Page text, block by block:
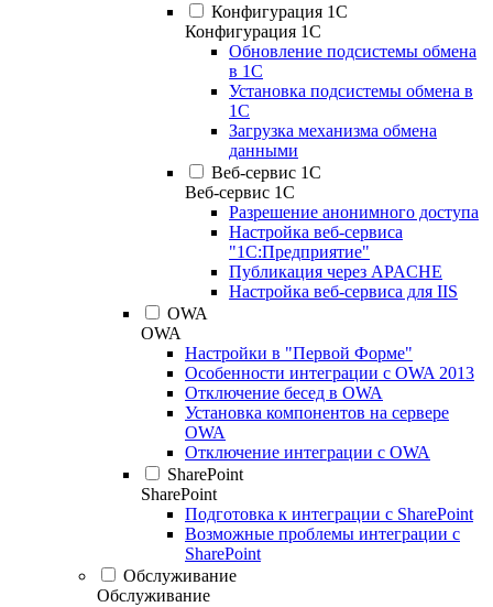
Конфигурация 1С
Конфигурация 1С
Обновление подсистемы обмена
в 1С
Установка подсистемы обмена в
1С
Загрузка механизма обмена
данными
Веб-сервис 1С
Веб-сервис 1С
Разрешение анонимного доступа
Настройка веб-сервиса
"1С:Предприятие"
Публикация через APACHE
Настройка веб-сервиса для IIS
OWA
OWA
Настройки в "Первой Форме"
Особенности интеграции с OWA 2013
Отключение бесед в OWA
Установка компонентов на сервере
OWA
Отключение интеграции с OWA
SharePoint
SharePoint
Подготовка к интеграции с SharePoint
Возможные проблемы интеграции с
SharePoint
Обслуживание
Обслуживание